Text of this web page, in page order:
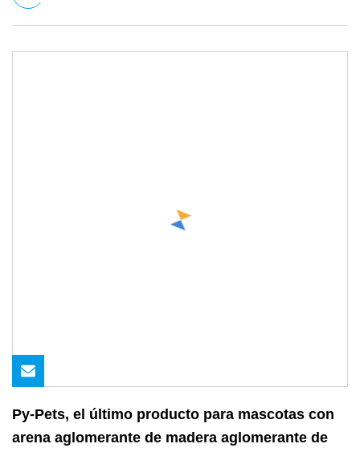
Py-Pets, el último producto para mascotas con
arena aglomerante de madera aglomerante de